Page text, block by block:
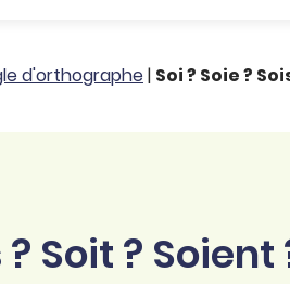
d'orthographe| Soi ? Soie ?
Soit ? Soient